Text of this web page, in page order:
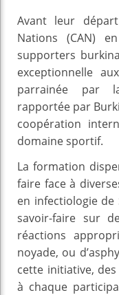
Avant leur
Nations (CAN)
supporters
exceptionnelle
parrainée par
rapportée par
coopération
domaine sportif.
La formation
faire face à
en infectiologie de
savoir-faire sur
réactions
noyade, ou
cette initiative,
à chaque